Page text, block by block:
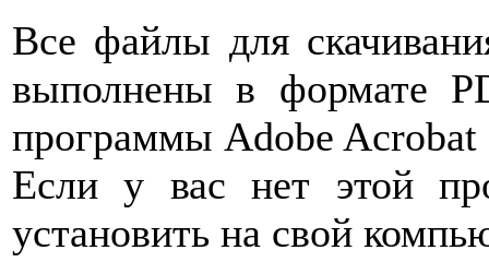
Все файлы для
выполнены в формате
программы Adobe Acrobat
Если у вас нет этой
установить на свой